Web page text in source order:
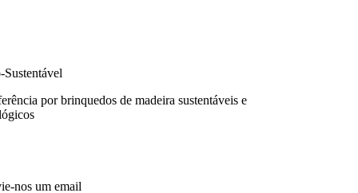
Sustentável
por brinquedos de madeira sustentáveis e
nos um email